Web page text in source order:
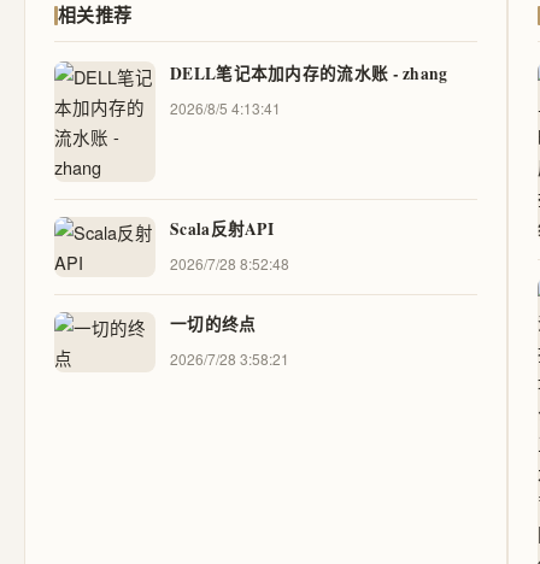
相关推荐
DELL笔记本加内存的流水账 - zhang
2026/8/5 4:13:41
Scala反射API
2026/7/28 8:52:48
一切的终点
2026/7/28 3:58:21